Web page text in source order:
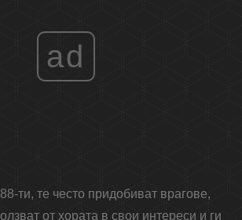
ad
ти, те често придобиват врагове,
от хората в свои интереси и ги